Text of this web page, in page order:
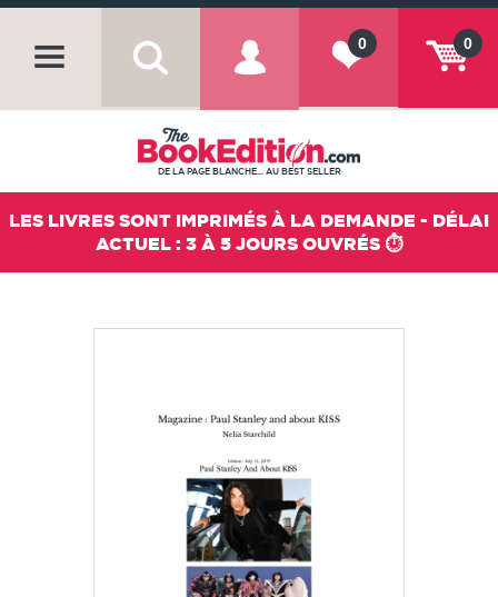
0
0
DE LA PAGE BLANCHE... AU BEST SELLER
LES LIVRES SONT IMPRIMÉS À LA DEMANDE - DÉLAI
ACTUEL : 3 À 5 JOURS OUVRÉS ⏱️